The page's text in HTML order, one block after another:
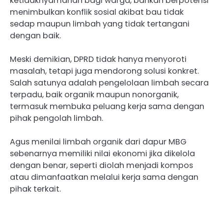
menimbulkan konflik sosial akibat bau tidak
sedap maupun limbah yang tidak tertangani
dengan baik.
Meski demikian, DPRD tidak hanya menyoroti
masalah, tetapi juga mendorong solusi konkret.
Salah satunya adalah pengelolaan limbah secara
terpadu, baik organik maupun nonorganik,
termasuk membuka peluang kerja sama dengan
pihak pengolah limbah.
Agus menilai limbah organik dari dapur MBG
sebenarnya memiliki nilai ekonomi jika dikelola
dengan benar, seperti diolah menjadi kompos
atau dimanfaatkan melalui kerja sama dengan
pihak terkait.